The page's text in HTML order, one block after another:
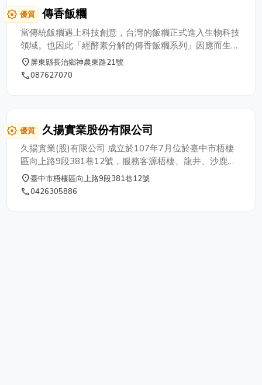
供客製化商品設計服務。歡迎來電洽詢，我們會提供最具
競爭力的優惠價格及最熱忱的心來為您服務。
award_star 優質 傳香飯糰
當傳統飯糰遇上科技創意，台灣的飯糰正式進入生物科技
領域。也因此「經酵素分解的傳香飯糰系列」因應而生，
以加盟連鎖業的角度思考，產品研發設計的考量，是如何
將產品達到標準化生產，且可簡單操作，並可長期保存及
place屏東縣長治鄉神農東路21號
phone087627070
award_star 優質 久揚實業股份有限公司
久揚實業(股)有限公司 成立於107年7月位於臺中市梧棲
區向上路9段381巷12號，服務客源梧棲、龍井、沙鹿、
清水、大甲等海線.山線地區，延伸至中彰投雲4縣市等周
邊區域。 主要服務項目為食品製造研發健康餐飲、團體
place臺中市梧棲區向上路9段381巷12號
phone0426305886